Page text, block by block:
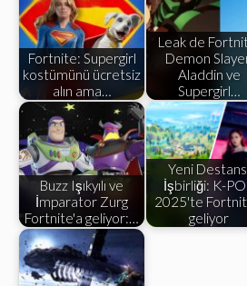
Fortnite: Supergirl
kostümünü ücretsiz
alın ama…
Leak de
Demon
Aladdin ve
Supergirl…
Buzz Işıkyılı ve
İmparator Zurg
Fortnite'a geliyor:…
Yeni
İşbirliği: K-
2025'te
geliyor